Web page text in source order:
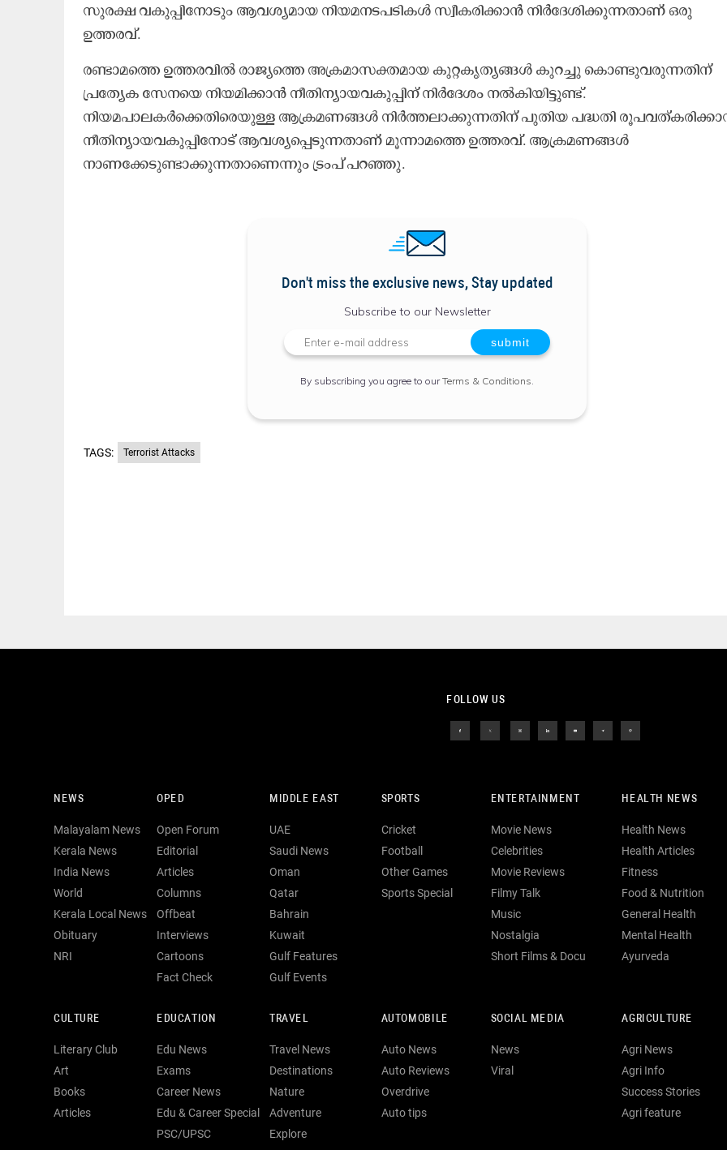
സുരക്ഷ വകുപ്പിനോടും ആവശ്യമായ നിയമനടപടികള്‍ സ്വീകരിക്കാന്‍ നിര്‍ദേശിക്കുന്നതാണ് ഒരു
ഉത്തരവ്.
രണ്ടാമത്തെ ഉത്തരവില്‍ രാജ്യത്തെ അക്രമാസക്തമായ കുറ്റകൃത്യങ്ങള്‍ കുറച്ചു കൊണ്ടുവരുന്നതിന്
പ്രത്യേക സേനയെ നിയമിക്കാന്‍ നീതിന്യായവകുപ്പിന് നിര്‍ദേശം നല്‍കിയിട്ടുണ്ട്.
നിയമപാലകര്‍ക്കെതിരെയുള്ള ആക്രമണങ്ങള്‍ നിര്‍ത്തലാക്കുന്നതിന് പുതിയ പദ്ധതി
നീതിന്യായവകുപ്പിനോട് ആവശ്യപ്പെടുന്നതാണ് മൂന്നാമത്തെ ഉത്തരവ്. ആക്രമണങ്ങള്‍
നാണക്കേടുണ്ടാക്കുന്നതാണെന്നും ട്രംപ് പറഞ്ഞു.
Don't miss the exclusive news, Stay updated
Subscribe to our Newsletter
By subscribing you agree to ourTerms & Conditions.
TAGS: Terrorist Attacks
FOLLOW US
NEWS
Malayalam News
Kerala News
India News
World
Kerala Local News
Obituary
NRI
OPED
Open Forum
Editorial
Articles
Columns
Offbeat
Interviews
Cartoons
Fact Check
MIDDLE EAST
UAE
Saudi News
Oman
Qatar
Bahrain
Kuwait
Gulf Features
Gulf Events
SPORTS
Cricket
Football
Other Games
Sports Special
ENTERTAINMENT
Movie News
Celebrities
Movie Reviews
Filmy Talk
Music
Nostalgia
Short Films & Docu
HEALTH NEWS
Health News
Health Articles
Fitness
Food & Nutrition
General Health
Mental Health
Ayurveda
CULTURE
Literary Club
Art
Books
Articles
EDUCATION
Edu News
Exams
Career News
Edu & Career Special
PSC/UPSC
TRAVEL
Travel News
Destinations
Nature
Adventure
Explore
AUTOMOBILE
Auto News
Auto Reviews
Overdrive
Auto tips
SOCIAL MEDIA
News
Viral
AGRICULTURE
Agri News
Agri Info
Success Stories
Agri feature